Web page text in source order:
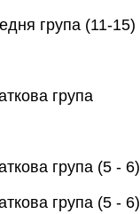
група (11-15)
група
група (5 - 6)
група (5 - 6)